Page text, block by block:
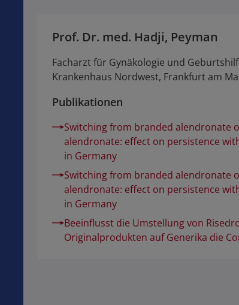
Prof. Dr. med. Hadji, Peyman
Facharzt für Gynäkologie und
Krankenhaus Nordwest, Frankfurt am
Publikationen
Switching from branded alendronate
alendronate: effect on persistence
in Germany
Switching from branded alendronate
alendronate: effect on persistence
in Germany
Beeinflusst die Umstellung von
Originalprodukten auf Generika die